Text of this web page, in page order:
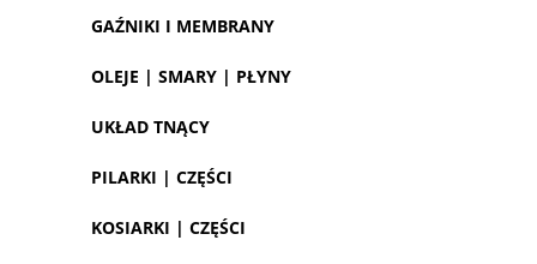
GAŹNIKI I MEMBRANY
OLEJE | SMARY | PŁYNY
UKŁAD TNĄCY
PILARKI | CZĘŚCI
KOSIARKI | CZĘŚCI